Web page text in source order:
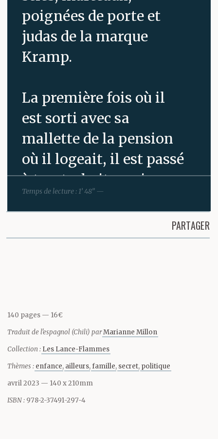
poignées de porte et
judas de la marque
Kramp.
La première fois où il
est sorti avec sa
mallette de la pension
où il logeait, il est passé
à trente-huit reprises
devant la principale
quincaillerie de la ville,
encore un village à
Cette première
tentative de vente a
coïncidé avec le jour où
l’homme a posé le pied
sur la Lune. Les gens se
Temps de lecture : 1’ 48” —
PARTAGER
140 pages 16€
Traduit de l'espagnol (Chili) parMarianne Millon
Collection : Les Lance-Flammes
Thèmes : enfance ailleurs famille secret politique
avril 2023 — 140 x 210mm
ISBN : 978-2-37491-297-4